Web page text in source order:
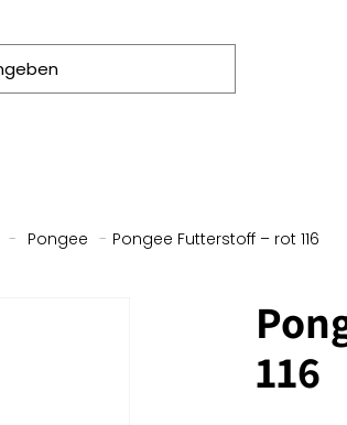
- Pongee - Pongee Futterstoff – rot 116
116